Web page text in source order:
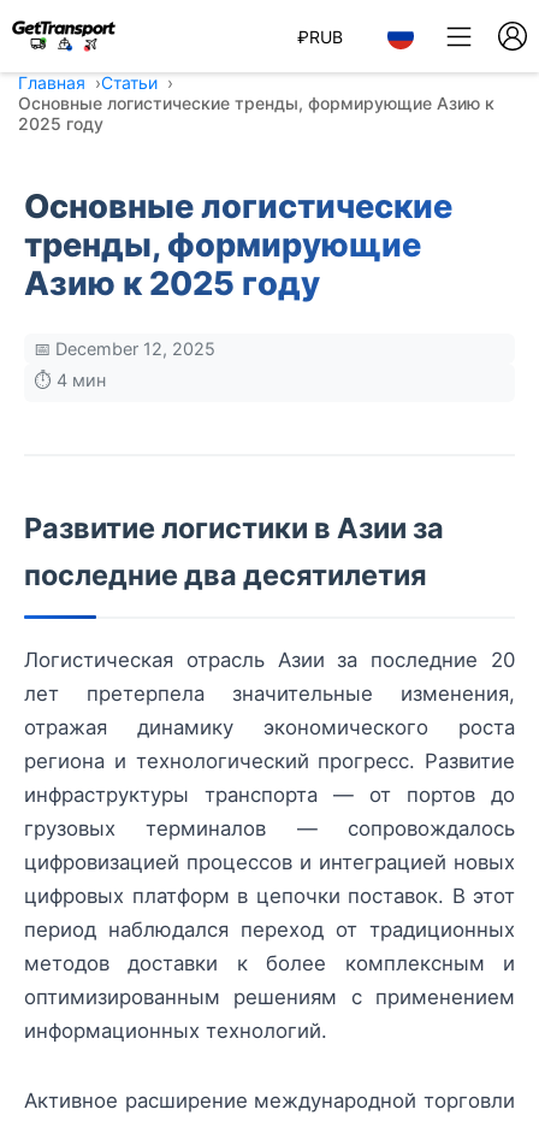
₽RUB
Главная
Статьи
Основные логистические тренды, формирующие Азию к
2025 году
Основные логистические
тренды, формирующие
Азию к 2025 году
📅 December 12, 2025
⏱️ 4 мин
Развитие логистики в Азии за
последние два десятилетия
Логистическая отрасль Азии за последние 20
лет претерпела значительные изменения,
отражая динамику экономического роста
региона и технологический прогресс. Развитие
инфраструктуры транспорта — от портов до
грузовых терминалов — сопровождалось
цифровизацией процессов и интеграцией новых
цифровых платформ в цепочки поставок. В этот
период наблюдался переход от традиционных
методов доставки к более комплексным и
оптимизированным решениям с применением
информационных технологий.
Активное расширение международной торговли